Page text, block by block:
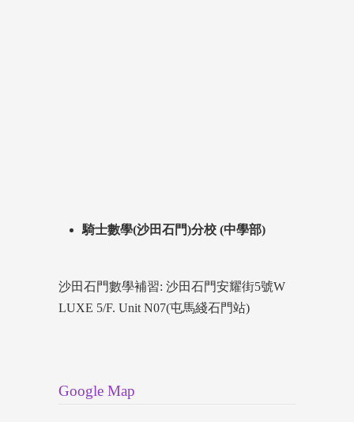
騎士數學(沙田石門)分校 (中學部)
沙田石門數學補習: 沙田石門安耀街5號W
LUXE 5/F. Unit N07(屯馬綫石門站)
Google Map